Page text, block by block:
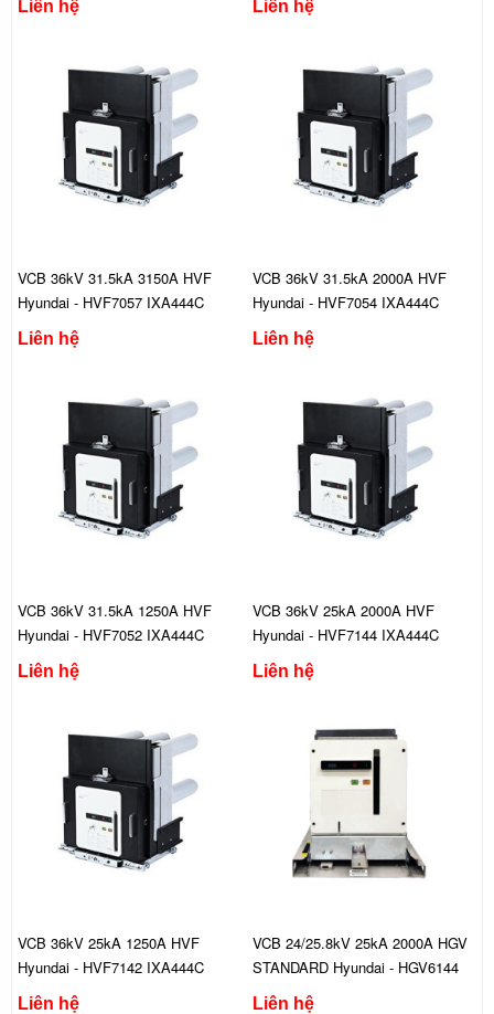
Liên hệ Liên hệ
VCB 36kV 31.5kA 3150A HVF
Hyundai - HVF7057 IXA444C
Liên hệ
VCB 36kV 31.5kA 2000A HVF
Hyundai - HVF7054 IXA444C
Liên hệ
VCB 36kV 31.5kA 1250A HVF
Hyundai - HVF7052 IXA444C
Liên hệ
VCB 36kV 25kA 2000A HVF
Hyundai - HVF7144 IXA444C
Liên hệ
VCB 36kV 25kA 1250A HVF
Hyundai - HVF7142 IXA444C
Liên hệ
VCB 24/25.8kV 25kA 2000A HGV
STANDARD Hyundai - HGV6144
FGS444C
Liên hệ